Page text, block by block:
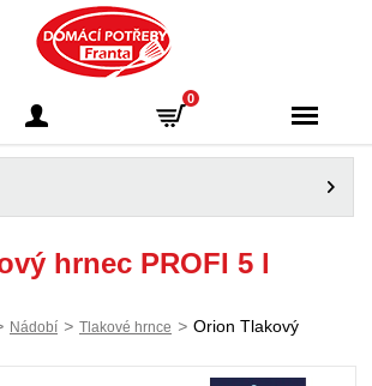
Franta - Příbram
0
hrnec PROFI 5 l
Nádobí > Tlakové hrnce > Orion Tlakový